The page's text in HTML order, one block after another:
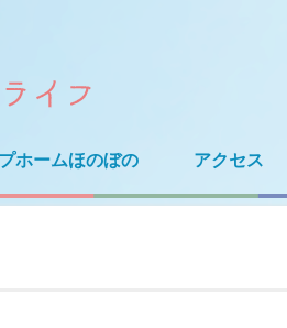
ホームほのぼの アクセス